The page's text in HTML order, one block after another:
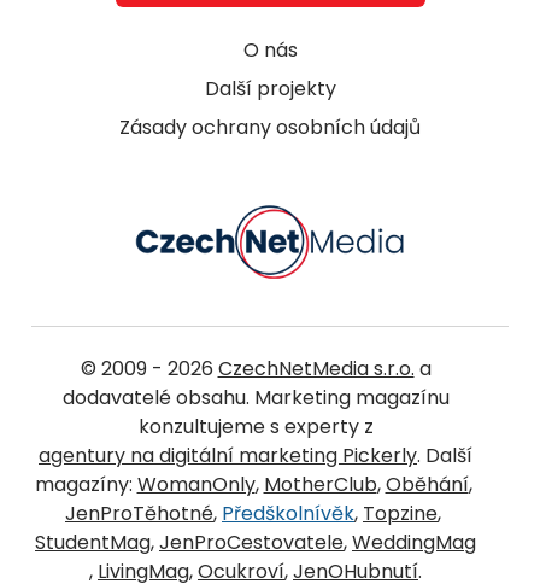
O nás
Další projekty
Zásady ochrany osobních údajů
© 2009 - 2026 CzechNetMedia s.r.o. a
dodavatelé obsahu. Marketing magazínu
konzultujeme s experty z
agentury na digitální marketing Pickerly. Další
magazíny: WomanOnly, MotherClub,Oběhání,
JenProTěhotné, Předškolnívěk, Topzine,
StudentMag,JenProCestovatele,WeddingMag
, LivingMag,Ocukroví,JenOHubnutí.